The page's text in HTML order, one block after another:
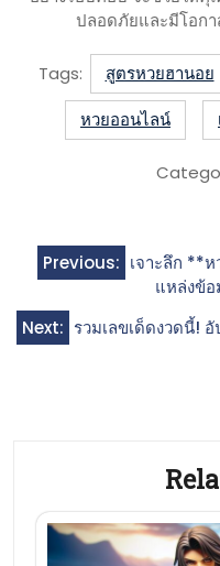
ปลอดภัยและมีโอกา
Tags: สูตรหวยฮานอย
หวยออนไลน์
Post
navigation
Previous: เจาะลึก **
แหล่งข้
Next: รวมเลขเด็ดงวดนี้!